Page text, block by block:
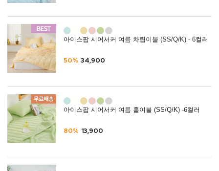
아이스팝 시어서커 여름 차렵이불 (SS/Q/K) - 6컬러
50% 34,900
아이스팝 시어서커 여름 홑이불 (SS/Q/K) -6컬러
80% 13,900